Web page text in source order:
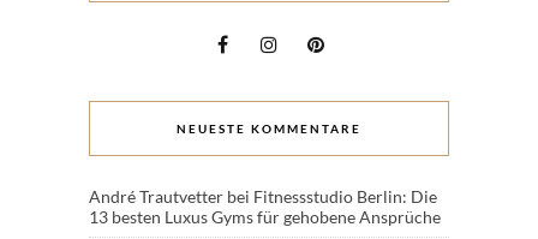
NEUESTE KOMMENTARE
André Trautvetter bei Fitnessstudio Berlin: Die
13 besten Luxus Gyms für gehobene Ansprüche